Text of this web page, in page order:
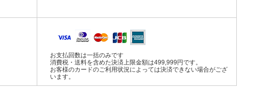
お支払回数は一括のみです
消費税・送料を含めた決済上限金額は499,999円です。
お客様のカードのご利用状況によっては決済できない場合がござ
います。